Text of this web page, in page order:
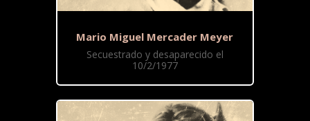
Mario Miguel Mercader Meyer
Secuestrado y desaparecido el
10/2/1977